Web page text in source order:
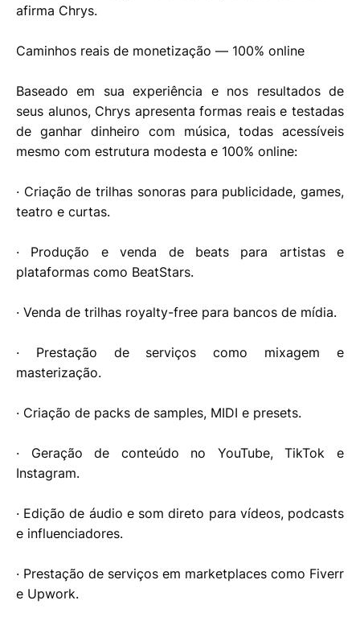
afirma Chrys.
Caminhos reais de monetização — 100% online
Baseado em sua experiência e nos resultados de
seus alunos, Chrys apresenta formas reais e testadas
de ganhar dinheiro com música, todas acessíveis
mesmo com estrutura modesta e 100% online:
· Criação de trilhas sonoras para publicidade, games,
teatro e curtas.
· Produção e venda de beats para artistas e
plataformas como BeatStars.
· Venda de trilhas royalty-free para bancos de mídia.
· Prestação de serviços como mixagem e
masterização.
· Criação de packs de samples, MIDI e presets.
· Geração de conteúdo no YouTube, TikTok e
Instagram.
· Edição de áudio e som direto para vídeos, podcasts
e influenciadores.
· Prestação de serviços em marketplaces como Fiverr
e Upwork.